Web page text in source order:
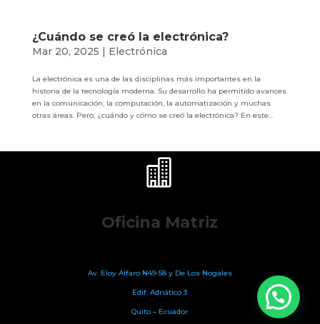
¿Cuándo se creó la electrónica?
Mar 20, 2025 | Electrónica
La electrónica es una de las disciplinas más importantes en la
historia de la tecnología moderna. Su desarrollo ha permitido avances
en la comunicación, la computación, la automatización y muchas
otras áreas. Pero, ¿cuándo y cómo se creó la electrónica? En este...

Oficina Matriz
Av. Eloy Alfaro N49-58 y De Los Nogales
Edif. Adriático 3
Quito – Ecuador